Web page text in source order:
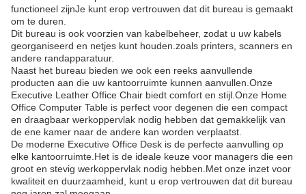
functioneel zijnJe kunt erop vertrouwen dat dit bureau is gemaakt
om te duren.
Dit bureau is ook voorzien van kabelbeheer, zodat u uw kabels
georganiseerd en netjes kunt houden.zoals printers, scanners en
andere randapparatuur.
Naast het bureau bieden we ook een reeks aanvullende
producten aan die uw kantoorruimte kunnen aanvullen.Onze
Executive Leather Office Chair biedt comfort en stijl.Onze Home
Office Computer Table is perfect voor degenen die een compact
en draagbaar werkoppervlak nodig hebben dat gemakkelijk van
de ene kamer naar de andere kan worden verplaatst.
De moderne Executive Office Desk is de perfecte aanvulling op
elke kantoorruimte.Het is de ideale keuze voor managers die een
groot en stevig werkoppervlak nodig hebben.Met onze inzet voor
kwaliteit en duurzaamheid, kunt u erop vertrouwen dat dit bureau